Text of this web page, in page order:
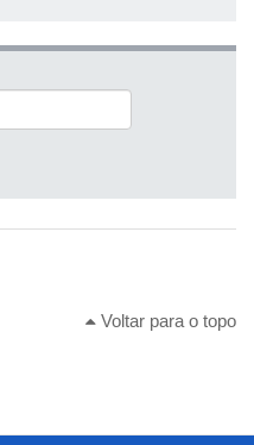
Voltar para o topo